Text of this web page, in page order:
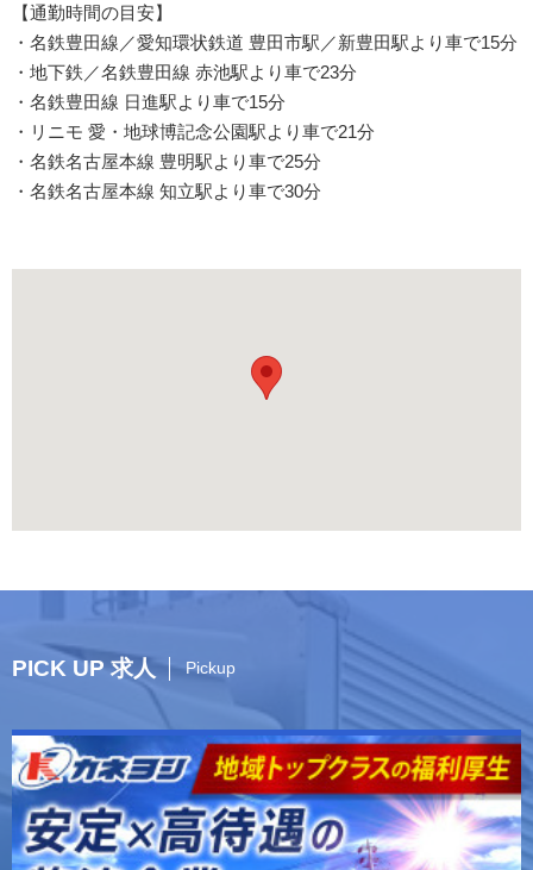
【通勤時間の目安】
・名鉄豊田線／愛知環状鉄道 豊田市駅／新豊田駅より車で15分
・地下鉄／名鉄豊田線 赤池駅より車で23分
・名鉄豊田線 日進駅より車で15分
・リニモ 愛・地球博記念公園駅より車で21分
・名鉄名古屋本線 豊明駅より車で25分
・名鉄名古屋本線 知立駅より車で30分
PICK UP 求人 Pickup